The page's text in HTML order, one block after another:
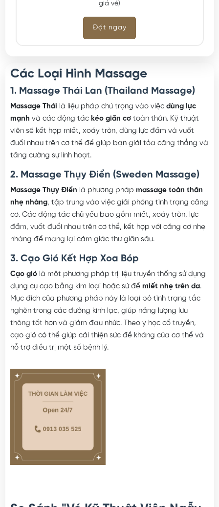
giá vé)
Đặt ngay
Các Loại Hình Massage
1. Massage Thái Lan (Thailand Massage)
Massage Thái là liệu pháp chú trọng vào việc dùng lực
mạnh và các động tác kéo giãn cơtoàn thân. Kỹ thuật
viên sẽ kết hợp miết, xoáy tròn, dùng lực đầm và vuốt
đuổi nhau trên cơ thể để giúp bạn giải tỏa căng thẳng và
tăng cường sự linh hoạt.
2. Massage Thụy Điển (Sweden Massage)
Massage Thụy Điển là phương pháp massage toàn thân
nhẹ nhàng, tập trung vào việc giải phóng tình trạng căng
cơ. Các động tác chủ yếu bao gồm miết, xoáy tròn, lực
đầm, vuốt đuổi nhau trên cơ thể, kết hợp với căng cơ nhẹ
nhàng để mang lại cảm giác thư giãn sâu.
3. Cạo Gió Kết Hợp Xoa Bóp
Cạo giólà một phương pháp trị liệu truyền thống sử dụng
dụng cụ cạo bằng kim loại hoặc sứ để miết nhẹ trên da.
Mục đích của phương pháp này là loại bỏ tình trạng tắc
nghẽn trong các đường kinh lạc, giúp năng lượng lưu
thông tốt hơn và giảm đau nhức. Theo y học cổ truyền,
cạo gió có thể giúp cải thiện sức đề kháng của cơ thể và
hỗ trợ điều trị một số bệnh lý.